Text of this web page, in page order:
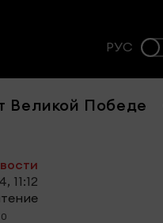
РУС
Великой Победе
11:12
0